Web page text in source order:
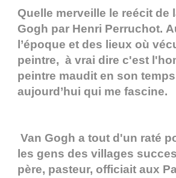
Quelle merveille le reécit de
Gogh par Henri Perruchot.
l’époque et des lieux où
peintre, à vrai dire c'est
peintre maudit en son
aujourd’hui qui me fascine.
Van Gogh a tout d'un raté
les gens des villages
père, pasteur, officiait aux